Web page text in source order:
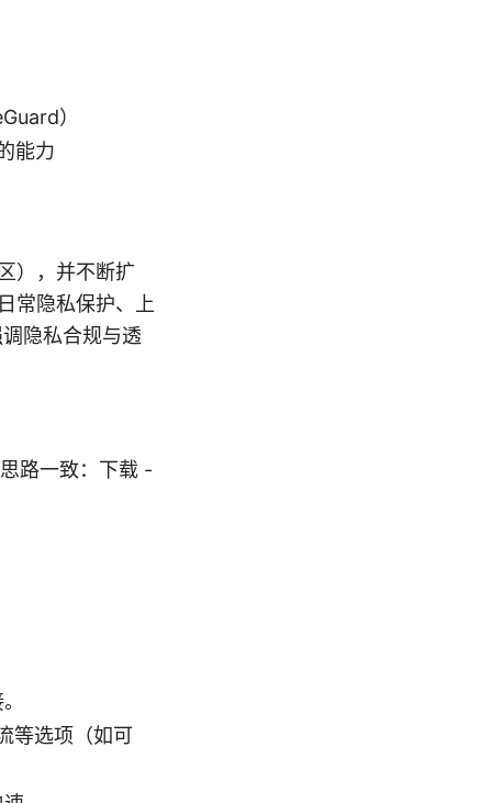
）
能力
），并不断扩
常隐私保护、上
隐私合规与透
路一致：下载 -
等选项（如可